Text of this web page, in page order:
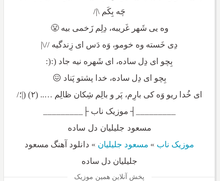
چَه بِکَم \|/
وه یی شَهر غَریبه، دِلِم زَخمی بیه 😤
دِی خَسته وه خومو، وَه دَس ای زِندگیه //\|
بِچو ای دِل ساده، ای شَهره نیه جاد (:(:
بِچو ای دِل ساده، خدا پشتو پَناد 😖
ای خُدا ریو وَه کی بارِم، پَر و بالِم شِکان ظالِم ….. (۲) (|؛/
_________┤ موزیک ناب ├_________
مسعود جلیلیان دل ساده
موزیک ناب » مسعود جلیلیان » دانلود آهنگ مسعود
جلیلیان دل ساده
پخش آنلاین همین موزیک